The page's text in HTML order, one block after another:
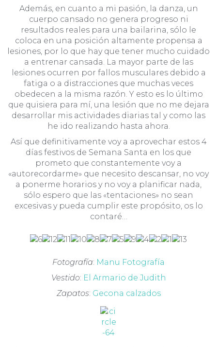
Además, en cuanto a mi pasión, la danza, un
cuerpo cansado no genera progreso ni
resultados reales para una bailarina, sólo le
coloca en una posición altamente propensa a
lesiones, por lo que hay que tener mucho cuidado
a entrenar cansada. La mayor parte de las
lesiones ocurren por fallos musculares debido a
fatiga o a distracciones que muchas veces
obedecen a la misma razón. Y esto es lo último
que quisiera para mí, una lesión que no me dejara
desarrollar mis actividades diarias tal y como las
he ido realizando hasta ahora.
Así que definitivamente voy a aprovechar estos 4
días festivos de Semana Santa en los que
prometo que constantemente voy a
«autorecordarme» que necesito descansar, no voy
a ponerme horarios y no voy a planificar nada,
sólo espero que las «tentaciones» no sean
excesivas y pueda cumplir este propósito, os lo
contaré…
Fotografía: Manu Fotografía
Vestido: El Armario de Judith
Zapatos: Gecona calzados